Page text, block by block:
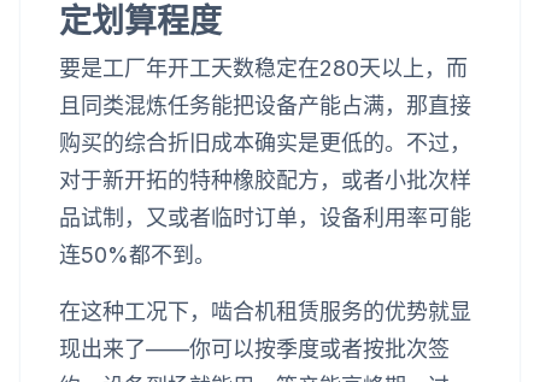
定划算程度
要是工厂年开工天数稳定在280天以上，而
且同类混炼任务能把设备产能占满，那直接
购买的综合折旧成本确实是更低的。不过，
对于新开拓的特种橡胶配方，或者小批次样
品试制，又或者临时订单，设备利用率可能
连50%都不到。
在这种工况下，啮合机租赁服务的优势就显
现出来了——你可以按季度或者按批次签